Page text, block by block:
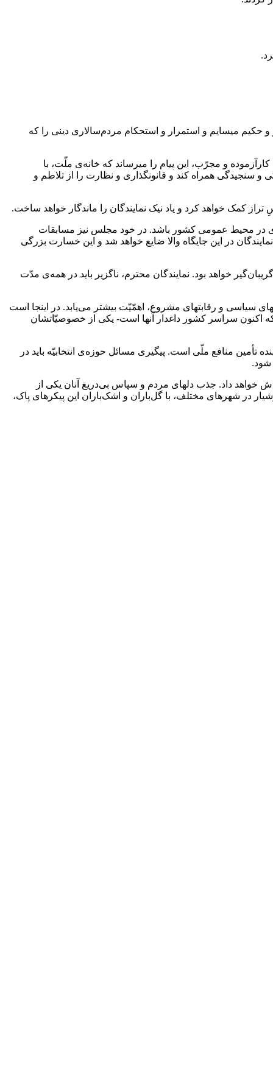
میسایم و استمرار و استحکام مردم‌سالاری دینی را که
و مجرّب، این پیام را میرساند که خانه‌ی ملّت، با
و سنجیدگی همراه کند و قانونگذاری و نظارت را از تلاطم و
کمک خواهد کرد و یاد نیک نمایندگان را ماندگار خواهد ساخت.
در محیط عمومی کشور باشد. در خود مجلس نیز مسابقات
در این جایگاه والا ضایع خواهد شد و این خسارت بزرگی
خواهد بود. نمایندگان محترم، ناگزیر باید در همه‌ی مدّت
سیاسی و رقابتهای مشروع، اهمّیّت بیشتر می‌یابد. در اینجا است
اکنون سراسر کشور داغدار آنها است- یکی از خصوصیّاتشان
منافع ملّی است. پیگیری مسائل حوزه‌ی انتخابیّه باید در
شود.
خواهد داد. جذب دلهای مردم و سپاس بی‌دریغ آنان یکی از
در شهرهای مختلف، با گل‌باران و اشک‌باران این پیکرهای پاک،